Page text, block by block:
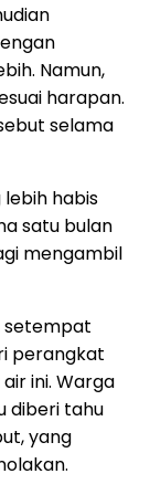
Namun,
harapan.
selama
lebih habis
satu bulan
mengambil
setempat
perangkat
ini. Warga
diberi tahu
yang